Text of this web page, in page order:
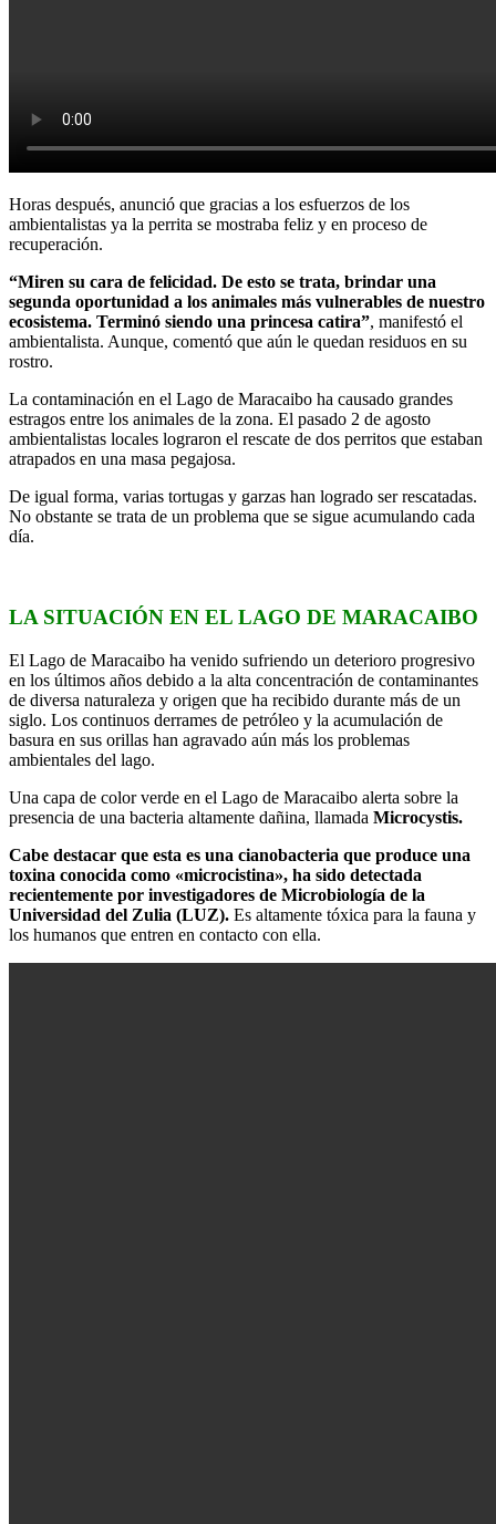
Horas después, anunció que gracias a los esfuerzos de los
ambientalistas ya la perrita se mostraba feliz y en proceso de
recuperación.
“Miren su cara de felicidad. De esto se trata, brindar una
segunda oportunidad a los animales más vulnerables de nuestro
ecosistema. Terminó siendo una princesa catira”, manifestó el
ambientalista. Aunque, comentó que aún le quedan residuos en su
rostro.
La contaminación en el Lago de Maracaibo ha causado grandes
estragos entre los animales de la zona. El pasado 2 de agosto
ambientalistas locales lograron el rescate de dos perritos que estaban
atrapados en una masa pegajosa.
De igual forma, varias tortugas y garzas han logrado ser rescatadas.
No obstante se trata de un problema que se sigue acumulando cada
día.
LA SITUACIÓN EN EL LAGO DE MARACAIBO
El Lago de Maracaibo ha venido sufriendo un deterioro progresivo
en los últimos años debido a la alta concentración de contaminantes
de diversa naturaleza y origen que ha recibido durante más de un
siglo. Los continuos derrames de petróleo y la acumulación de
basura en sus orillas han agravado aún más los problemas
ambientales del lago.
Una capa de color verde en el Lago de Maracaibo alerta sobre la
presencia de una bacteria altamente dañina, llamada Microcystis.
Cabe destacar que esta es una cianobacteria que produce una
toxina conocida como «microcistina», ha sido detectada
recientemente por investigadores de Microbiología de la
Universidad del Zulia (LUZ). Es altamente tóxica para la fauna y
los humanos que entren en contacto con ella.